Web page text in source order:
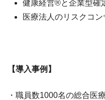
健康経営®︎と企業型確
医療法人のリスクコ
【導入事例】
・職員数1000名の総合医